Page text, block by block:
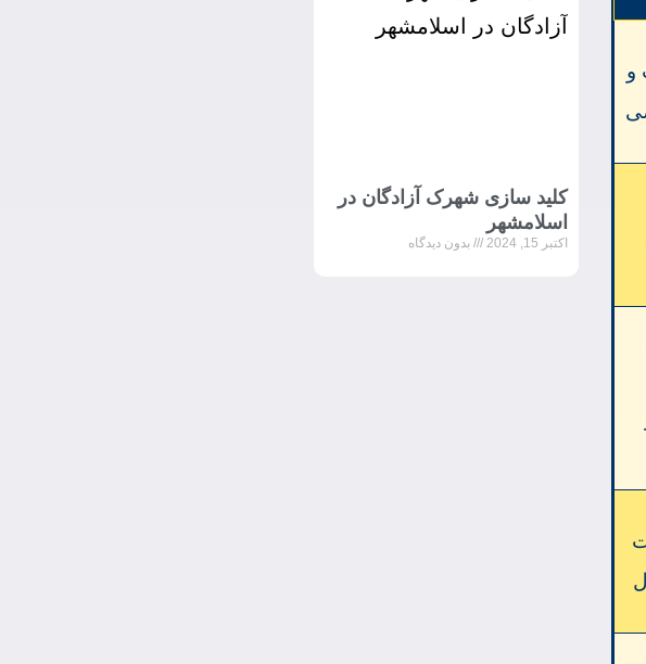
و
کلید سازی شهرک آزادگان در
اسلامشهر
اکتبر 15, 2024 بدون دیدگاه